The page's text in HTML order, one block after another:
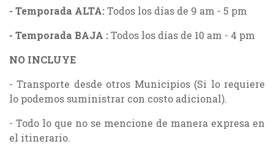
- Temporada ALTA:Todos los días de 9 am - 5 pm
- Temporada BAJA :Todos los días de 10 am - 4 pm
NO INCLUYE
- Transporte desde otros Municipios (Si lo requiere
lo podemos suministrar con costo adicional).
- Todo lo que no se mencione de manera expresa en
el itinerario.